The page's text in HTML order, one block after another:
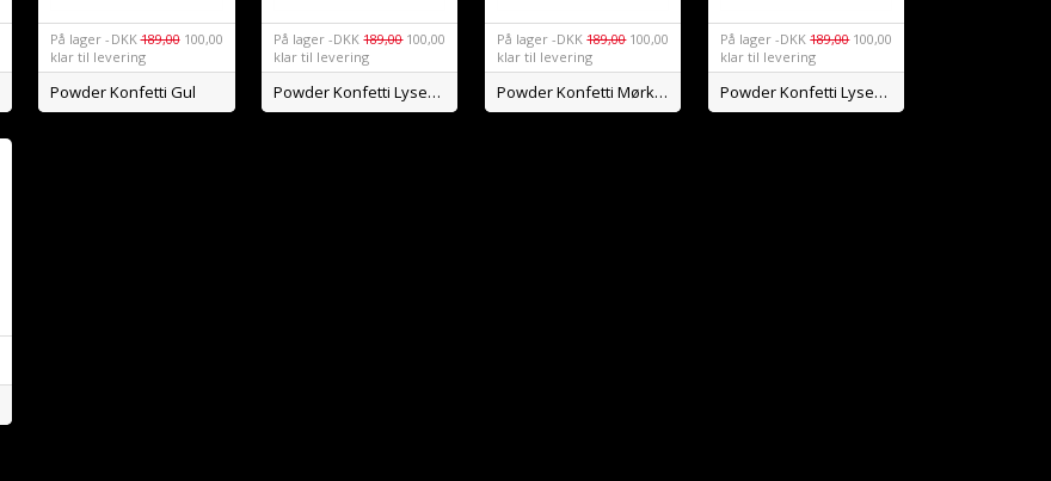
DKK 189,00 100,00
På lager -
klar til levering
Powder Konfetti Gul
DKK 189,00 100,00
På lager -
klar til levering
Powder Konfetti Lysegrøn
DKK 189,00 100,00
På lager -
klar til levering
Powder Konfetti Mørkegrøn
DKK 189,00 100,00
På lager -
klar til levering
Powder Konfetti Lyseblå